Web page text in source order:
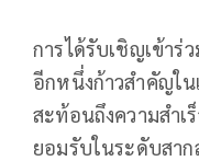
การได้รับเชิญเข้าร่
อีกหนึ่งก้าวสำคัญใ
สะท้อนถึงความสำเ
ยอมรับในระดับสาก